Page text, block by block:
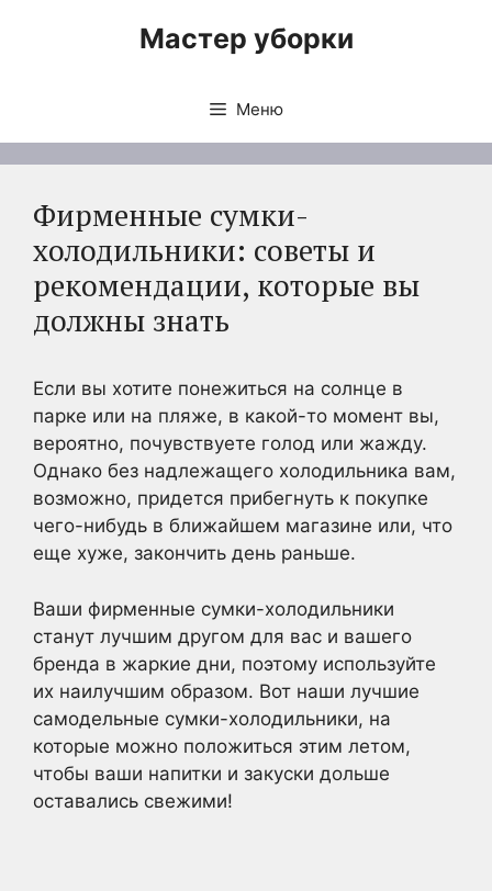
Мастер уборки
Меню
Фирменные сумки-
холодильники: советы и
рекомендации, которые вы
должны знать
Если вы хотите понежиться на солнце в
парке или на пляже, в какой-то момент вы,
вероятно, почувствуете голод или жажду.
Однако без надлежащего холодильника вам,
возможно, придется прибегнуть к покупке
чего-нибудь в ближайшем магазине или, что
еще хуже, закончить день раньше.
Ваши фирменные сумки-холодильники
станут лучшим другом для вас и вашего
бренда в жаркие дни, поэтому используйте
их наилучшим образом. Вот наши лучшие
самодельные сумки-холодильники, на
которые можно положиться этим летом,
чтобы ваши напитки и закуски дольше
оставались свежими!